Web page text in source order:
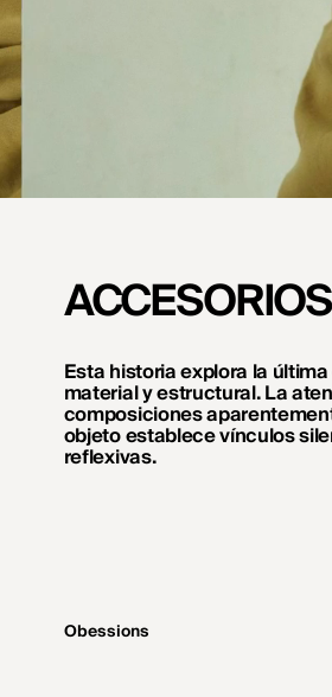
Esta historia explora la
material y estructural. La
composiciones
objeto establece vínculos
reflexivas.
Obessions